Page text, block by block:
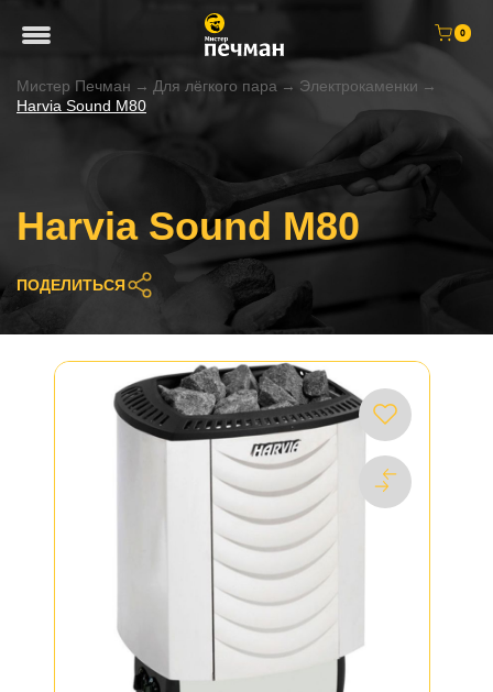
0
Мистер Печман → Для лёгкого пара → Электрокаменки →
Harvia Sound M80
Harvia Sound M80
ПОДЕЛИТЬСЯ